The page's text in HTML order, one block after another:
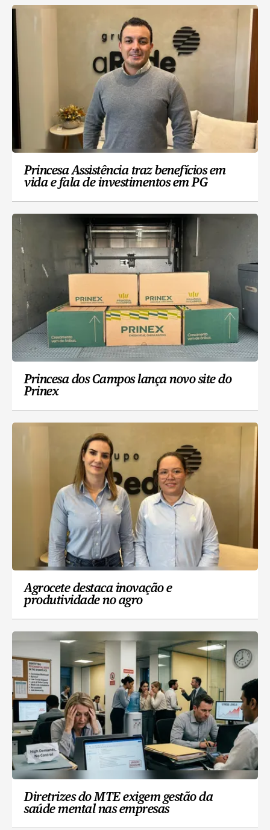
Princesa Assistência traz benefícios em
vida e fala de investimentos em PG
Princesa dos Campos lança novo site do
Prinex
Agrocete destaca inovação e
produtividade no agro
Diretrizes do MTE exigem gestão da
saúde mental nas empresas